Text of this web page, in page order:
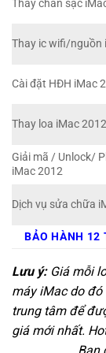
Thay chân sạc
Thay ic wifi/nguồn
Cài đặt HĐH iMac
Thay loa iMac 2012
Giải mã / Unlock/
iMac 2012
Dịch vụ sửa chữa
BẢO HÀNH 12
Lưu ý:Giá mỗi
máy iMac do đó
trung tâm để
giá mới nhất.